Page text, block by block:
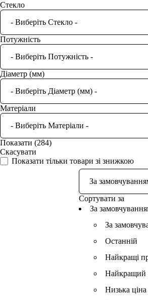
Стекло
Потужність
Діаметр (мм)
Матеріали
Показати (284)
Скасувати
Показати тільки товари зі знижкою
Сортувати за
За
За
Останній
Найкращі
Найкращий
Низька ціна